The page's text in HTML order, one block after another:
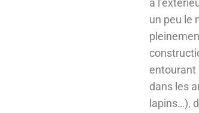
à
un peu le
entourant
dans les
lapins…),